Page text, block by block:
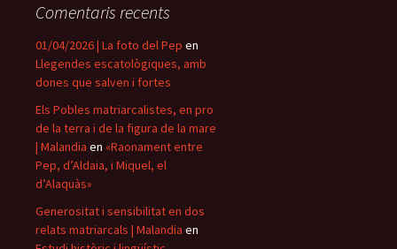
Comentaris recents
01/04/2026 | La foto del Pep en
Llegendes escatològiques, amb
dones que salven i fortes
Els Pobles matriarcalistes, en pro
de la terra i de la figura de la mare
| Malandia en «Raonament entre
Pep, d’Aldaia, i Miquel, el
d’Alaquàs»
Generositat i sensibilitat en dos
relats matriarcals | Malandia en